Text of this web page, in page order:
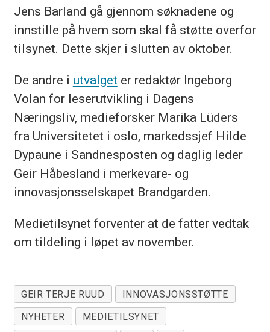
Jens Barland gå gjennom søknadene og
innstille på hvem som skal få støtte overfor
tilsynet. Dette skjer i slutten av oktober.
De andre i utvalget er redaktør Ingeborg
Volan for leserutvikling i Dagens
Næringsliv, medieforsker Marika Lüders
fra Universitetet i oslo, markedssjef Hilde
Dypaune i Sandnesposten og daglig leder
Geir Håbesland i merkevare- og
innovasjonsselskapet Brandgarden.
Medietilsynet forventer at de fatter vedtak
om tildeling i løpet av november.
GEIR TERJE RUUD
INNOVASJONSSTØTTE
NYHETER
MEDIETILSYNET